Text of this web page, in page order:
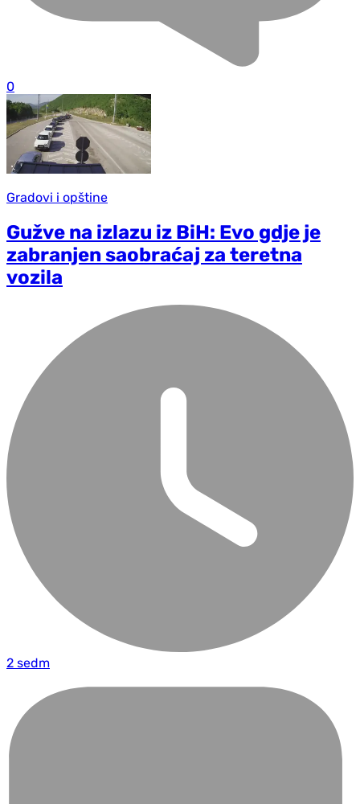
0
Gradovi i opštine
Gužve na izlazu iz BiH: Evo gdje je
zabranjen saobraćaj za teretna
vozila
2 sedm